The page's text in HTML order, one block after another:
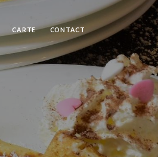
CARTE CONTACT